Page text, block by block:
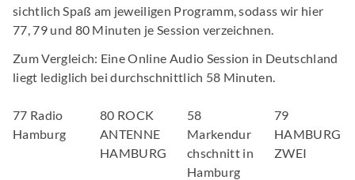
sichtlich Spaß am jeweiligen Programm, sodass wir hier
77, 79 und 80 Minuten je Session verzeichnen.
Zum Vergleich: Eine Online Audio Session in Deutschland
liegt lediglich bei durchschnittlich 58 Minuten.
77 Radio
Hamburg
80 ROCK
ANTENNE
HAMBURG
58
Markendur
chschnitt in
Hamburg
79
HAMBURG
ZWEI